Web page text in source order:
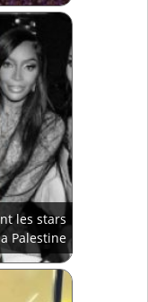
les stars
Palestine